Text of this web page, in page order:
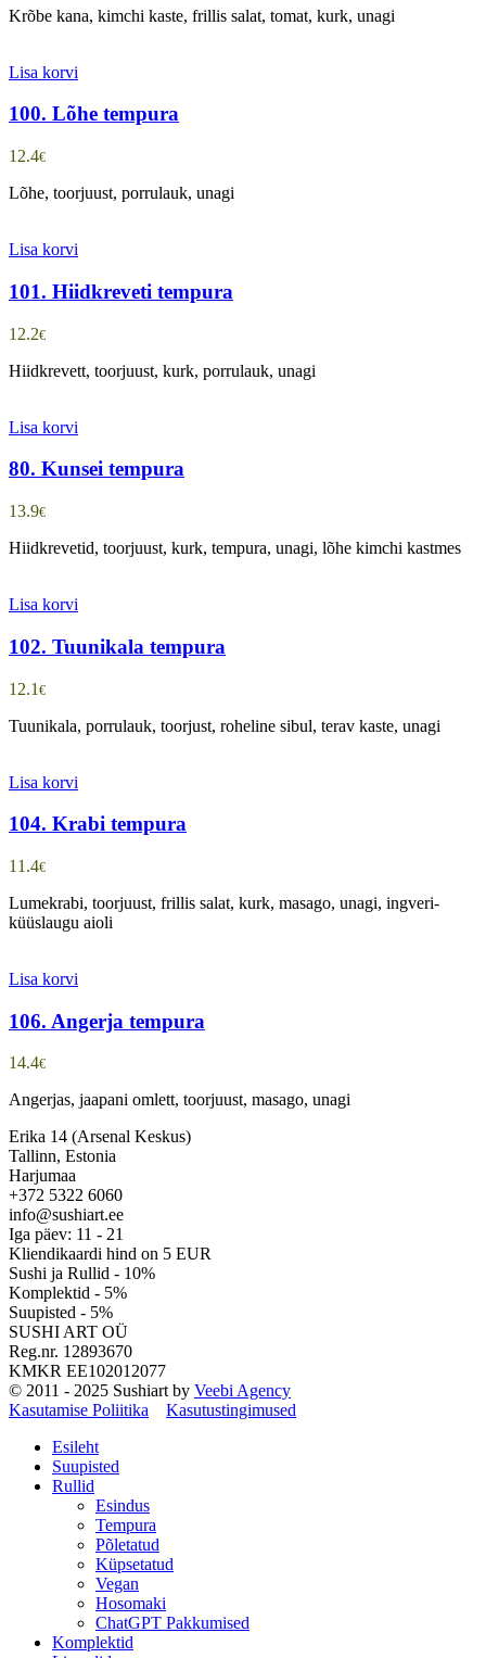
Krõbe kana, kimchi kaste, frillis salat, tomat, kurk, unagi
Lisa korvi
100. Lõhe tempura
12.4€
Lõhe, toorjuust, porrulauk, unagi
Lisa korvi
101. Hiidkreveti tempura
12.2€
Hiidkrevett, toorjuust, kurk, porrulauk, unagi
Lisa korvi
80. Kunsei tempura
13.9€
Hiidkrevetid, toorjuust, kurk, tempura, unagi, lõhe kimchi kastmes
Lisa korvi
102. Tuunikala tempura
12.1 €
Tuunikala, porrulauk, toorjust, roheline sibul, terav kaste, unagi
Lisa korvi
104. Krabi tempura
11.4€
Lumekrabi, toorjuust, frillis salat, kurk, masago, unagi, ingveri-
küüslaugu aioli
Lisa korvi
106. Angerja tempura
14.4€
Angerjas, jaapani omlett, toorjuust, masago, unagi
Erika 14 (Arsenal Keskus)
Tallinn, Estonia
Harjumaa
+372 5322 6060
info@sushiart.ee
Iga päev: 11 - 21
Kliendikaardi hind on 5 EUR
Sushi ja Rullid - 10%
Komplektid - 5%
Suupisted - 5%
SUSHI ART OÜ
Reg.nr. 12893670
KMKR EE102012077
© 2011 - 2025 Sushiart by Veebi Agency
Kasutamise Poliitika
Kasutustingimused
Esileht
Suupisted
Rullid
Esindus
Tempura
Põletatud
Küpsetatud
Vegan
Hosomaki
ChatGPT Pakkumised
Komplektid